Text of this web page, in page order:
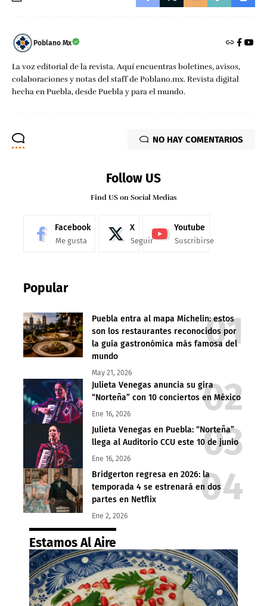
Poblano Mx
La voz editorial de la revista. Aquí encuentras boletines, avisos,
colaboraciones y notas del staff de Poblano.mx. Revista digital
hecha en Puebla, desde Puebla y para el mundo.
NO HAY COMENTARIOS
Follow US
Find US on Social Medias
Facebook
Me gusta
X
Seguir
Youtube
Suscribirse
Popular
Puebla entra al mapa Michelin: estos
son los restaurantes reconocidos por
la guía gastronómica más famosa del
mundo
May 21, 2026
Julieta Venegas anuncia su gira
“Norteña” con 10 conciertos en México
Ene 16, 2026
Julieta Venegas en Puebla: “Norteña”
llega al Auditorio CCU este 10 de junio
Ene 16, 2026
Bridgerton regresa en 2026: la
temporada 4 se estrenará en dos
partes en Netflix
Ene 2, 2026
Estamos Al Aire